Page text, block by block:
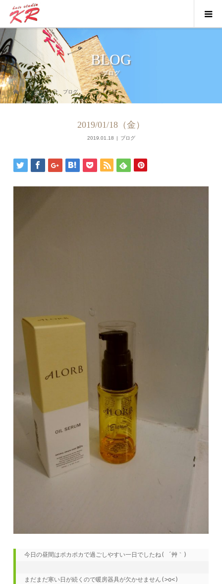
BLOG
ブログ
ブログ ブログ
2019/01/18（金）
2019.01.18 ブログ
今日の昼間はポカポカで過ごしやすい一日でしたね( ´艸｀)
まだまだ寒い日が続くので暖房器具が欠かせません(>o<)